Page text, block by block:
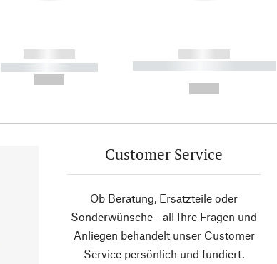
------------
----------- -----------
------------
----------- ----------- ----------
Customer Service
Ob Beratung, Ersatzteile oder
Sonderwünsche - all Ihre Fragen und
Anliegen behandelt unser Customer
Service persönlich und fundiert.